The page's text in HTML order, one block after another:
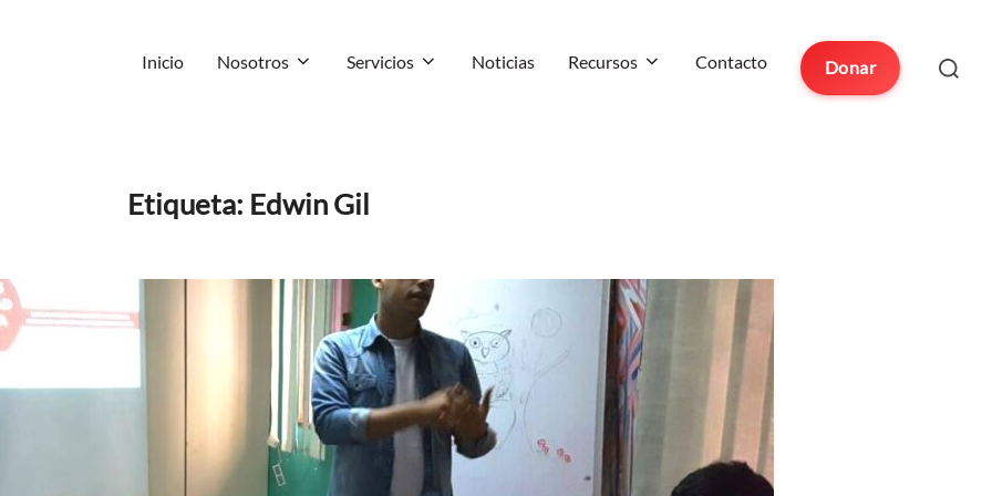
Inicio Nosotros Servicios Noticias Recursos Contacto Donar
Buscar:
Etiqueta: Edwin Gil